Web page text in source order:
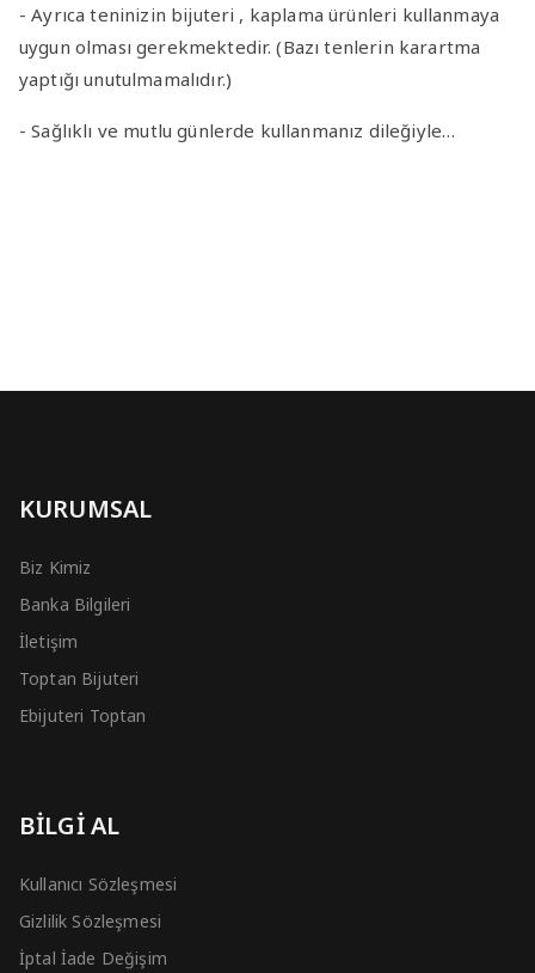
- Ayrıca teninizin bijuteri , kaplama ürünleri kullanmaya
uygun olması gerekmektedir. (Bazı tenlerin karartma
yaptığı unutulmamalıdır.)
- Sağlıklı ve mutlu günlerde kullanmanız dileğiyle…
KURUMSAL
Biz Kimiz
Banka Bilgileri
İletişim
Toptan Bijuteri
Ebijuteri Toptan
BİLGİ AL
Kullanıcı Sözleşmesi
Gizlilik Sözleşmesi
İptal İade Değişim